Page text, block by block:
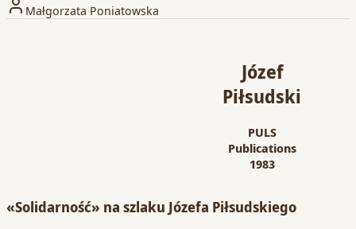
Małgorzata Poniatowska
Józef
Piłsudski
PULS
Publications
1983
«Solidarność» na szlaku Józefa Piłsudskiego